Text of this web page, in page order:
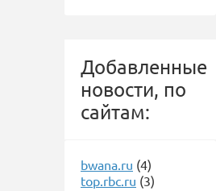
Добавленные
новости, по
сайтам:
bwana.ru (4)
top.rbc.ru (3)